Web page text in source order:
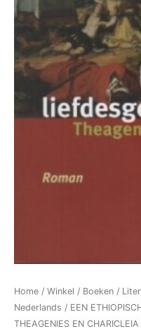
Home / Winkel / Boeken /
Nederlands / EEN
THEAGENIES EN CHARICLEIA